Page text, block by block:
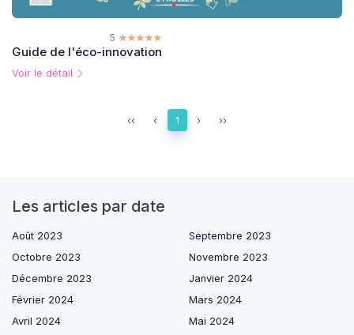
5 ☆☆☆☆☆
★★★★★
Guide de l'éco-innovation
Voir le détail
‹‹ ‹ 1 › ››
Les articles par date
Août 2023
Septembre 2023
Octobre 2023
Novembre 2023
Décembre 2023
Janvier 2024
Février 2024
Mars 2024
Avril 2024
Mai 2024